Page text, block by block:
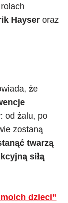
Hayser oraz
że
: od żalu, po
zostaną
twarzą
siłą
dzieci”